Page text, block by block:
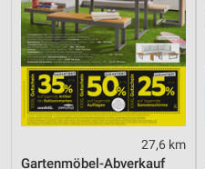
27,6 km
Gartenmöbel-Abverkauf